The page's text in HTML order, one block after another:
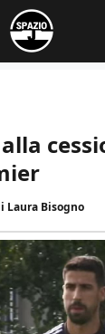
Laura Bisogno